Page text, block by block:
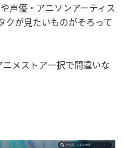
声優・アニソンアーティス
クが見たいものがそろって
メストア一択で間違いな